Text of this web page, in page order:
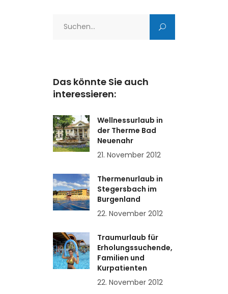
Das könnte Sie auch
interessieren:
Wellnessurlaub in
der Therme Bad
Neuenahr
21. November 2012
Thermenurlaub in
Stegersbach im
Burgenland
22. November 2012
Traumurlaub für
Erholungssuchende,
Familien und
Kurpatienten
22. November 2012